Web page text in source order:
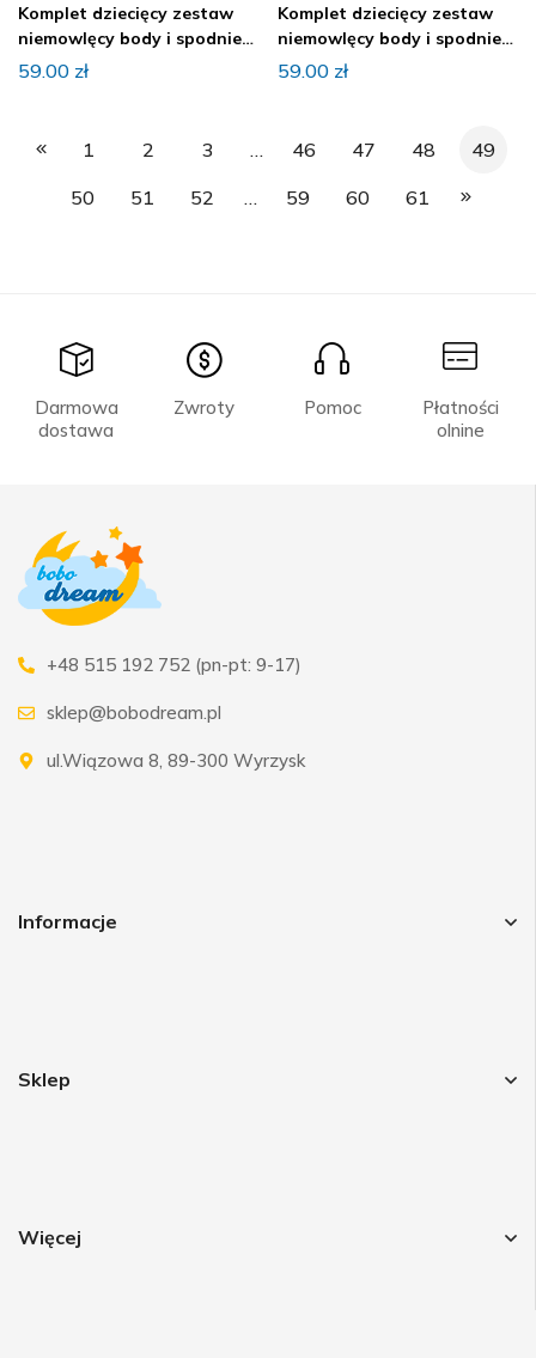
Komplet dziecięcy zestaw
niemowlęcy body i spodnie
ROCZEK
59.00 zł
Komplet dziecięcy zestaw
niemowlęcy body i spodnie
ROCZEK
59.00 zł
1 2 3 … 46 47 48
49
50
51 52 … 59 60 61
Darmowa
dostawa
Zwroty Pomoc
Płatności
olnine
+48 515 192 752 (pn-pt: 9-17)
sklep@bobodream.pl
ul.Wiązowa 8, 89-300 Wyrzysk
Informacje
Sklep
Więcej